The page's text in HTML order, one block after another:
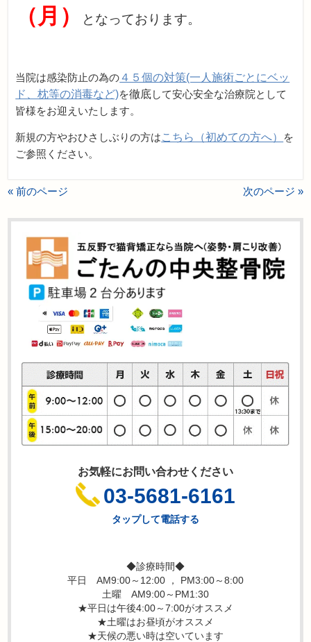
（月）
となっております。
当院は感染防止の為の４５個の対策(一人施術ごとにベッ
ド、枕等の消毒など)を徹底して安心安全な治療院として
皆様をお迎えいたします。
新規の方やおひさしぶりの方はこちら（初めての方へ）
を
ご参照ください。
« 前のページ 次のページ »
お気軽にお問い合わせください
03-5681-6161
タップして電話する
◆診療時間◆
平日 AM9:00～12:00 ， PM3:00～8:00
土曜 AM9:00～PM1:30
★平日は午後4:00～7:00がオススメ
★土曜はお昼頃がオススメ
★天候の悪い時は空いています